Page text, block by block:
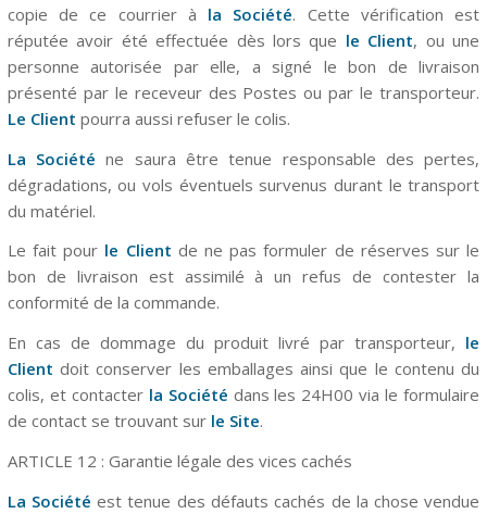
copie de ce courrier à la Société. Cette vérification est
réputée avoir été effectuée dès lors que le Client, ou une
personne autorisée par elle, a signé le bon de livraison
présenté par le receveur des Postes ou par le transporteur.
Le Client pourra aussi refuser le colis.
La Société ne saura être tenue responsable des pertes,
dégradations, ou vols éventuels survenus durant le transport
du matériel.
Le fait pour le Client de ne pas formuler de réserves sur le
bon de livraison est assimilé à un refus de contester la
conformité de la commande.
En cas de dommage du produit livré par transporteur, le
Client doit conserver les emballages ainsi que le contenu du
colis, et contacter la Société dans les 24H00 via le formulaire
de contact se trouvant sur le Site.
ARTICLE 12 : Garantie légale des vices cachés
La Société est tenue des défauts cachés de la chose vendue